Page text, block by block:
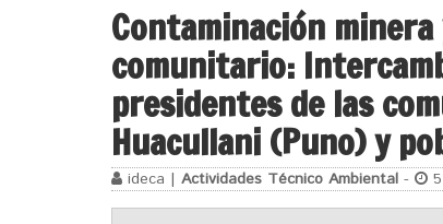
Contaminación
comunitario:
presidentes de las
Huacullani (Puno) y
ideca | Actividades Técnico Ambiental -